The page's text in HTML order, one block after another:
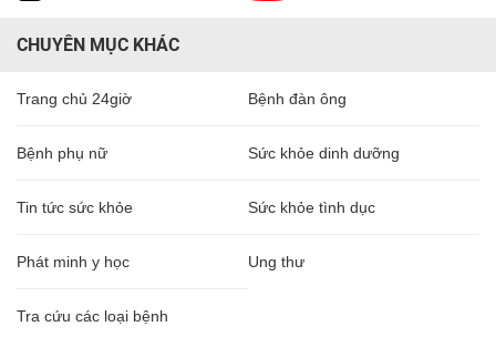
CHUYÊN MỤC KHÁC
Trang chủ 24giờ Bệnh đàn ông
Bệnh phụ nữ Sức khỏe dinh dưỡng
Tin tức sức khỏe Sức khỏe tình dục
Phát minh y học Ung thư
Tra cứu các loại bệnh